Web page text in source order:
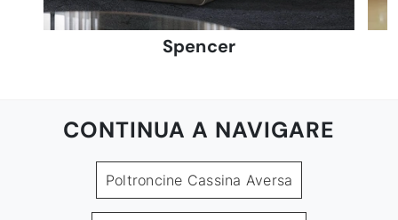
Spencer
CONTINUA A NAVIGARE
Poltroncine Cassina Aversa